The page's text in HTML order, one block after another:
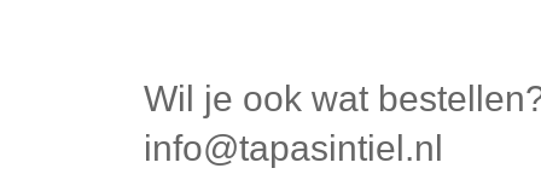
Wil je ook wat
info@tapasintiel.nl